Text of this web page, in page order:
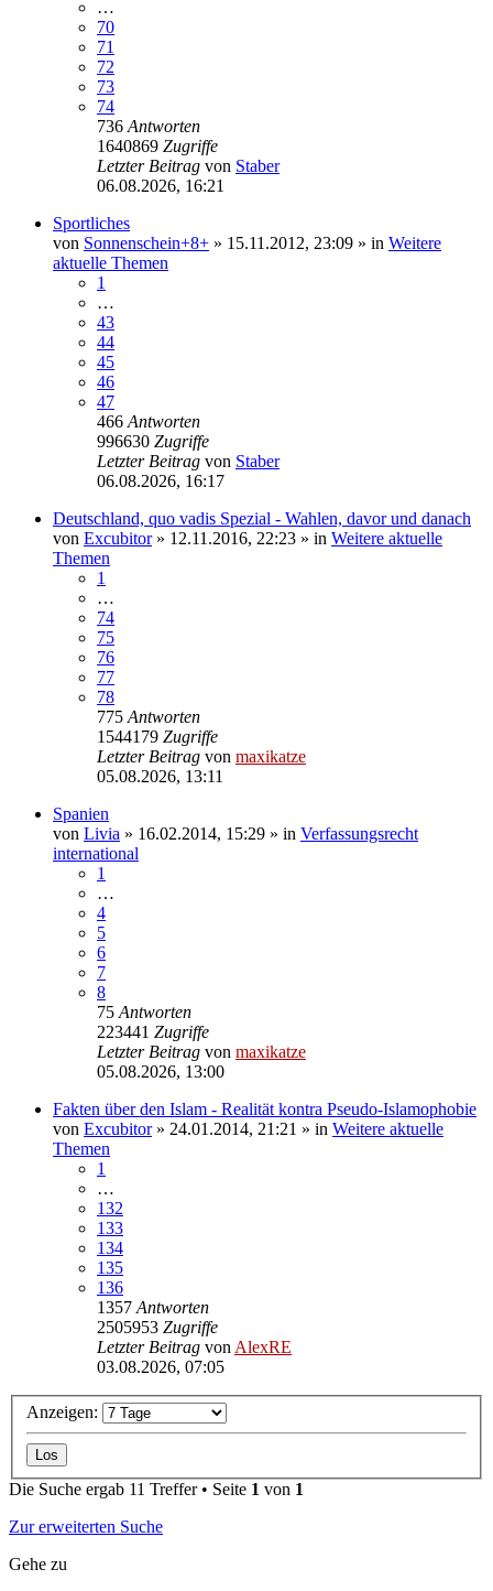
…
70
71
72
73
74
736 Antworten
1640869 Zugriffe
Letzter Beitrag von Staber
06.08.2026, 16:21
Sportliches
von Sonnenschein+8+ » 15.11.2012, 23:09 » in Weitere
aktuelle Themen
1
…
43
44
45
46
47
466 Antworten
996630 Zugriffe
Letzter Beitrag von Staber
06.08.2026, 16:17
Deutschland, quo vadis Spezial - Wahlen, davor und danach
von Excubitor» 12.11.2016, 22:23 » in Weitere aktuelle
Themen
1
…
74
75
76
77
78
775 Antworten
1544179 Zugriffe
Letzter Beitrag von maxikatze
05.08.2026, 13:11
Spanien
von Livia » 16.02.2014, 15:29 » in Verfassungsrecht
international
1
…
4
5
6
7
8
75 Antworten
223441 Zugriffe
Letzter Beitrag von maxikatze
05.08.2026, 13:00
Fakten über den Islam - Realität kontra Pseudo-Islamophobie
von Excubitor» 24.01.2014, 21:21 » in Weitere aktuelle
Themen
1
…
132
133
134
135
136
1357 Antworten
2505953 Zugriffe
Letzter Beitrag von AlexRE
03.08.2026, 07:05
Anzeigen:
Die Suche ergab 11 Treffer • Seite 1 von 1
Zur erweiterten Suche
Gehe zu